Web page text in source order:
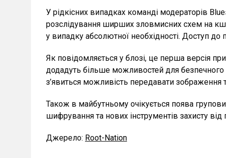
У рідкісних випадках команді модераторів
розслідування ширших зловмисних схем на
у випадку абсолютної необхідності. Доступ
Як повідомляється у блозі, це перша версія
додадуть більше можливостей для
з’явиться можливість передавати зображення
Також в майбутньому очікується поява
шифрування та нових інструментів захисту
Джерело: Root-Nation